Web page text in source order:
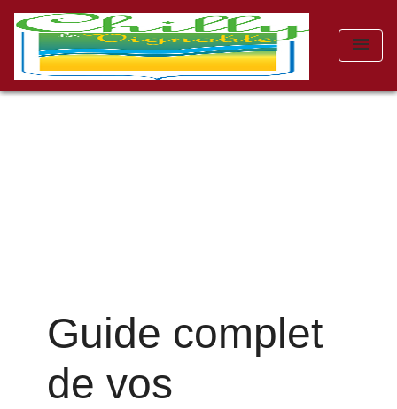
menu
Guide complet
de vos